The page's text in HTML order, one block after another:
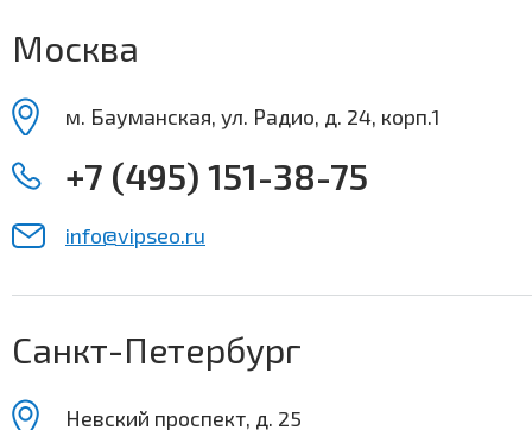
Москва
м. Бауманская, ул. Радио, д. 24, корп.1
+7 (495) 151-38-75
info@vipseo.ru
Санкт-Петербург
Невский проспект, д. 25